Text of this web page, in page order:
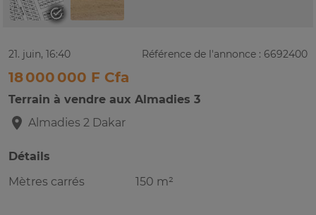
21. juin, 16:40 Référence de l'annonce : 6692400
18 000 000 F Cfa
Terrain à vendre aux Almadies 3
Almadies 2 Dakar
Détails
Mètres carrés
150 m²